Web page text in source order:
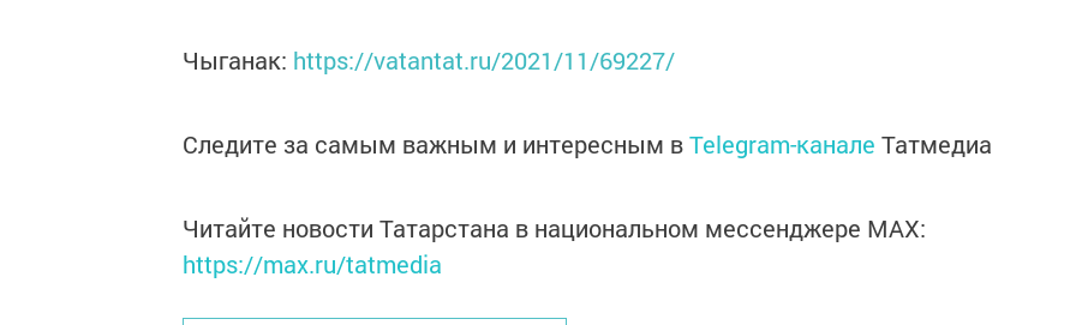
Чыганак: https://vatantat.ru/2021/11/69227/
Следите за самым важным и интересным вTelegram-канале Татмедиа
Читайте новости Татарстана в национальном мессенджере MАХ:
https://max.ru/tatmedia